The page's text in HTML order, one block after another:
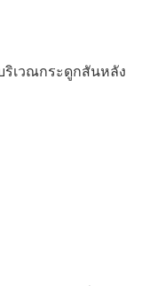
ริเวณกระดูกสันหลัง